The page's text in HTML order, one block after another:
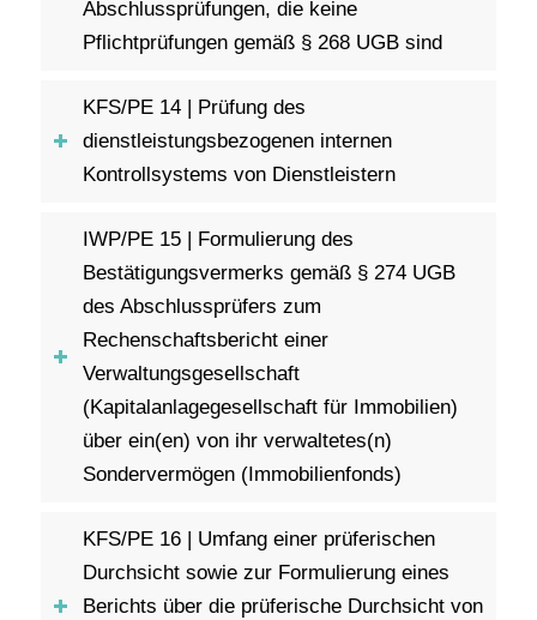
Abschlussprüfungen, die keine
Pflichtprüfungen gemäß § 268 UGB sind
KFS/PE 14 | Prüfung des
dienstleistungsbezogenen internen
Kontrollsystems von Dienstleistern
IWP/PE 15 | Formulierung des
Bestätigungsvermerks gemäß § 274 UGB
des Abschlussprüfers zum
Rechenschaftsbericht einer
Verwaltungsgesellschaft
(Kapitalanlagegesellschaft für Immobilien)
über ein(en) von ihr verwaltetes(n)
Sondervermögen (Immobilienfonds)
KFS/PE 16 | Umfang einer prüferischen
Durchsicht sowie zur Formulierung eines
Berichts über die prüferische Durchsicht von